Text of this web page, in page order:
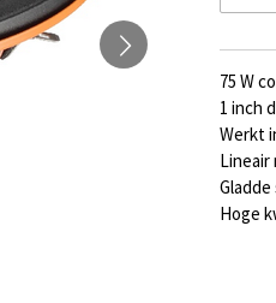
75 W
1 inch
Werkt
Lineair
Hoge